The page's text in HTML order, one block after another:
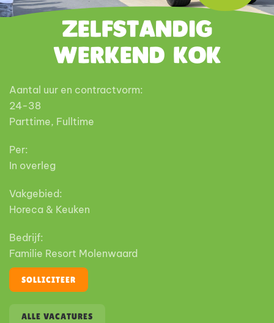
Zelfstandig
Werkend Kok
Aantal uur en contractvorm:
24-38
Parttime, Fulltime
Per:
In overleg
Vakgebied:
Horeca & Keuken
Bedrijf:
Familie Resort Molenwaard
SOLLICITEER
ALLE VACATURES